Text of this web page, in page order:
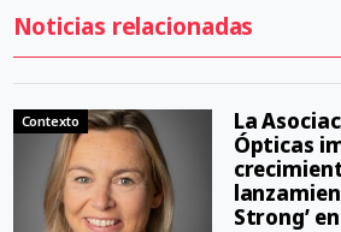
Noticias relacionadas
Contexto
La
Ópticas
Strong’